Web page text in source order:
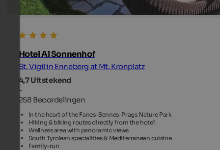
Hotel Al Sonnenhof
St. Vigil in Enneberg at Mt. Kronplatz
4,7Uitstekend
-
258 Beoordelingen
In the heart of the Fanes-Sennes-Prags Nature Park
Hiking & biking routes directly from the hotel
Wellness area with panoramic views
South Tyrolean specialities & Mediterranean cuisine
Family-run